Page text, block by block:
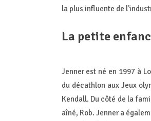
la plus influente de
La petite
Jenner est né en 1997 à
du décathlon aux Jeux
Kendall. Du côté de la
aîné, Rob. Jenner a